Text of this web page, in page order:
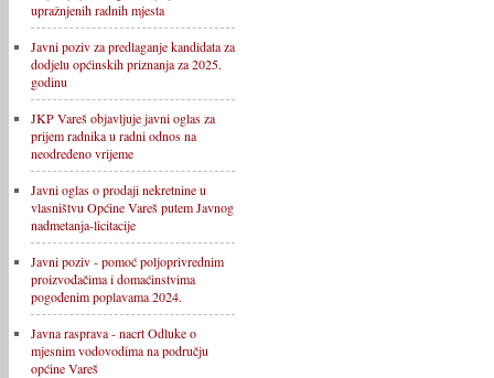
upražnjenih radnih mjesta
Javni poziv za predlaganje kandidata za
dodjelu općinskih priznanja za 2025.
godinu
JKP Vareš objavljuje javni oglas za
prijem radnika u radni odnos na
neodređeno vrijeme
Javni oglas o prodaji nekretnine u
vlasništvu Općine Vareš putem Javnog
nadmetanja-licitacije
Javni poziv - pomoć poljoprivrednim
proizvođačima i domaćinstvima
pogođenim poplavama 2024.
Javna rasprava - nacrt Odluke o
mjesnim vodovodima na području
općine Vareš